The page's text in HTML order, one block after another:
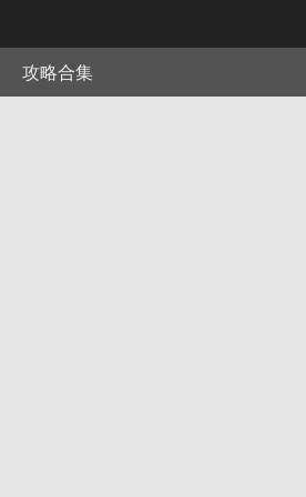
攻略合集